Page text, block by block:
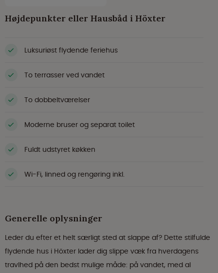
Højdepunkter eller Hausbåd i Höxter
Luksuriøst flydende feriehus
To terrasser ved vandet
To dobbeltværelser
Moderne bruser og separat toilet
Fuldt udstyret køkken
Wi-Fi, linned og rengøring inkl.
Generelle oplysninger
Leder du efter et helt særligt sted at slappe af? Dette stilfulde
flydende hus i Höxter lader dig slippe væk fra hverdagens
travlhed på den bedst mulige måde: på vandet, med al